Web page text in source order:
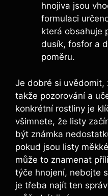
hnojiva ‌jsou
formulaci
která obsahuje
dusík, fosfor a
poměru.
Je dobré si uvědomit,‌
takže pozorování a
konkrétní rostliny⁢ je
všimnete, že listy
být známka
pokud jsou ⁢listy
může to ​znamenat⁣
týče hnojení, nebojte
je ⁤třeba ‌najít ten